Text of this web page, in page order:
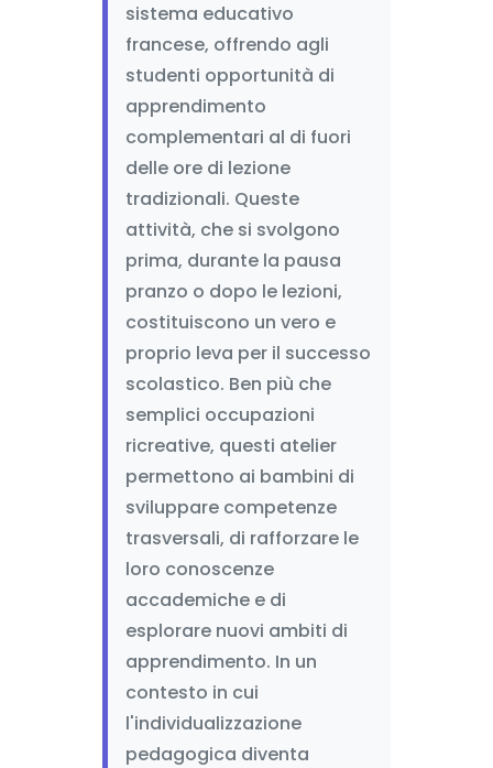
sistema educativo
francese, offrendo agli
studenti opportunità di
apprendimento
complementari al di fuori
delle ore di lezione
tradizionali. Queste
attività, che si svolgono
prima, durante la pausa
pranzo o dopo le lezioni,
costituiscono un vero e
proprio leva per il successo
scolastico. Ben più che
semplici occupazioni
ricreative, questi atelier
permettono ai bambini di
sviluppare competenze
trasversali, di rafforzare le
loro conoscenze
accademiche e di
esplorare nuovi ambiti di
apprendimento. In un
contesto in cui
l'individualizzazione
pedagogica diventa